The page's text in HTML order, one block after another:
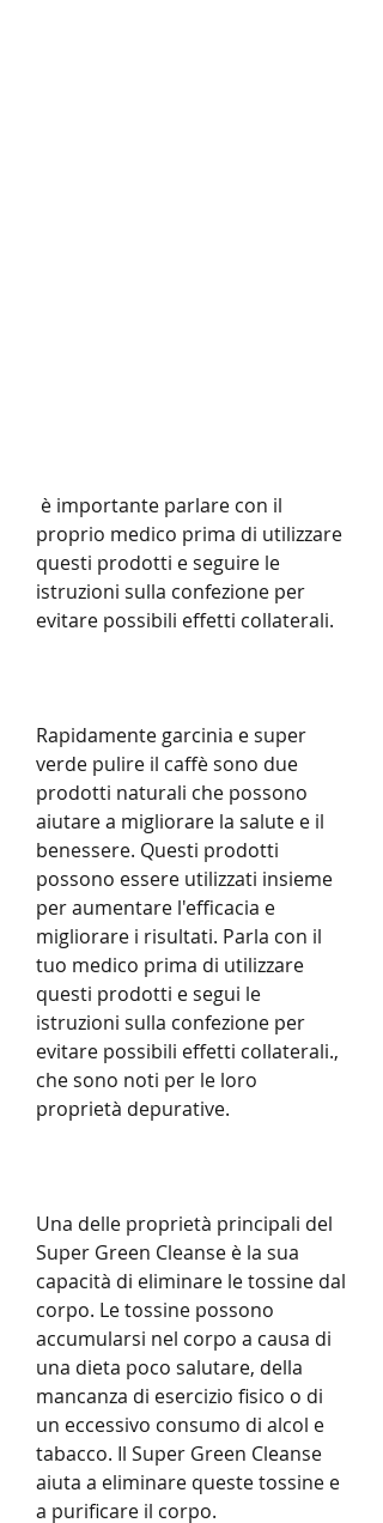
proprio medico prima di utilizzare
questi prodotti e seguire le
istruzioni sulla confezione per
evitare possibili effetti collaterali.
Rapidamente garcinia e super
verde pulire il caffè sono due
prodotti naturali che possono
aiutare a migliorare la salute e il
benessere. Questi prodotti
possono essere utilizzati insieme
per aumentare l'efficacia e
migliorare i risultati. Parla con il
tuo medico prima di utilizzare
questi prodotti e segui le
istruzioni sulla confezione per
evitare possibili effetti collaterali.,
che sono noti per le loro
proprietà depurative.
Una delle proprietà principali del
Super Green Cleanse è la sua
capacità di eliminare le tossine dal
corpo. Le tossine possono
accumularsi nel corpo a causa di
una dieta poco salutare, della
mancanza di esercizio fisico o di
un eccessivo consumo di alcol e
tabacco. Il Super Green Cleanse
aiuta a eliminare queste tossine e
a purificare il corpo.